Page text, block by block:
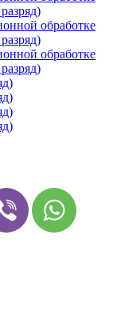
обработке
обработке